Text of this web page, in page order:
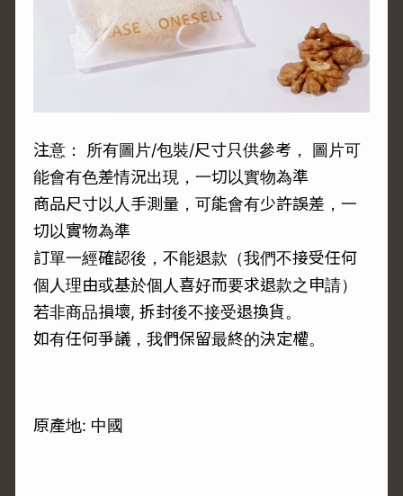
注意： 所有圖片/包裝/尺寸只供參考， 圖片可
能會有色差情況出現，一切以實物為準
商品尺寸以人手測量，可能會有少許誤差，一
切以實物為準
訂單一經確認後，不能退款（我們不接受任何
個人理由或基於個人喜好而要求退款之申請）
若非商品損壞, 拆封後不接受退換貨。
如有任何爭議，我們保留最終的決定權。
原產地: 中國